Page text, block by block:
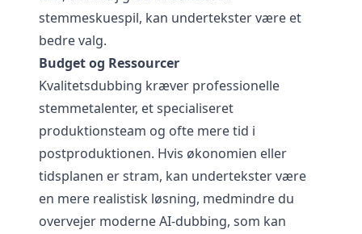
stemmeskuespil, kan undertekster være et
bedre valg.
Budget og Ressourcer
Kvalitetsdubbing kræver professionelle
stemmetalenter, et specialiseret
produktionsteam og ofte mere tid i
postproduktionen. Hvis økonomien eller
tidsplanen er stram, kan undertekster være
en mere realistisk løsning, medmindre du
overvejer moderne AI-dubbing, som kan